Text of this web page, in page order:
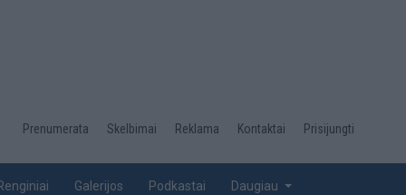
Desktop
top
Prenumerata Skelbimai Reklama Kontaktai Prisijungti
Galerijos Podkastai Daugiau